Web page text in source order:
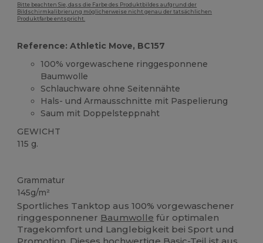
Bitte beachten Sie, dass die Farbe des Produktbildes aufgrund der
Bildschirmkalibrierung möglicherweise nicht genau der tatsächlichen
Produktfarbe entspricht.
Reference: Athletic Move, BC157
100% vorgewaschene ringgesponnene
Baumwolle
Schlauchware ohne Seitennähte
Hals- und Armausschnitte mit Paspelierung
Saum mit Doppelsteppnaht
GEWICHT
115 g.
Grammatur
145g/m²
Sportliches Tanktop aus 100% vorgewaschener
ringgesponnener Baumwolle für optimalen
Tragekomfort und Langlebigkeit bei Sport und
Promotion. Dieses hochwertige Basic-Teil ist aus